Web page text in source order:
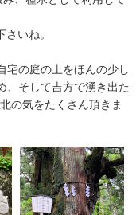
いね。
宅の庭の土をほんの少し
、そして吉方で湧き出た
の気をたくさん頂きま